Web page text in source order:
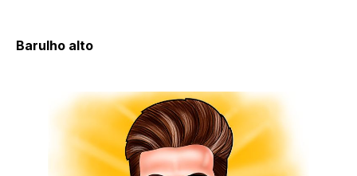
Barulho alto